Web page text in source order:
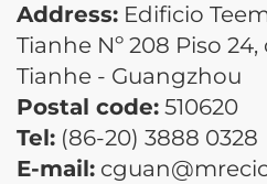
Address: Edificio
Tianhe Nº 208 Piso
Tianhe - Guangzhou
Postal code: 510620
Tel: (86-20) 3888 0328
E-mail: